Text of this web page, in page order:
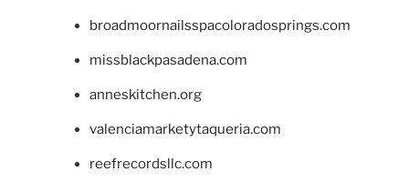
broadmoornailsspacoloradosprings.com
missblackpasadena.com
anneskitchen.org
valenciamarketytaqueria.com
reefrecordsllc.com